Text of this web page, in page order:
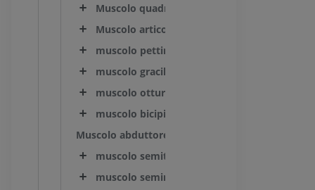
Muscolo quadricipite femorale
Muscolo articolare del ginocchio
muscolo pettineo
muscolo gracile
muscolo otturatorio esterno
muscolo bicipite femorale
Muscolo abduttore caudale della gamba
muscolo semitendinoso
muscolo semimembranoso